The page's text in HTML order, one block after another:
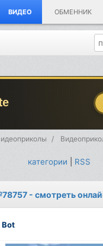
ВИДЕО ОБМЕННИК
категории RSS
- смотреть
Bot